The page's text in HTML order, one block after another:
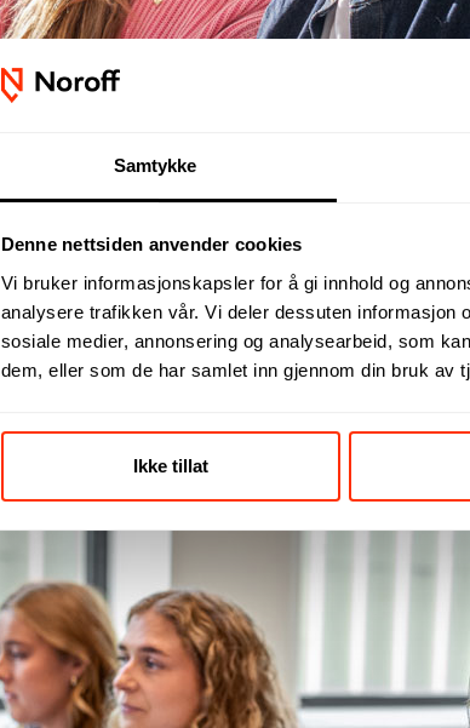
Samtykke
Denne nettsiden anvender cookies
Vi bruker informasjonskapsler for å gi innhold og
analysere trafikken vår. Vi deler dessuten informasjon
sosiale medier, annonsering og analysearbeid, som
dem, eller som de har samlet inn gjennom din bruk av
Ikke tillat